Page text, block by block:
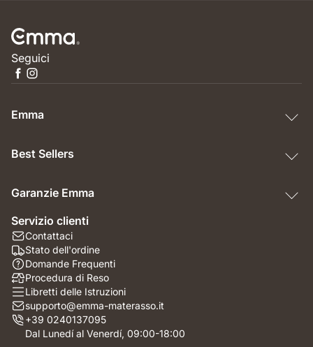
Seguici
Emma
Best Sellers
Garanzie Emma
Servizio clienti
Contattaci
Stato dell'ordine
Domande Frequenti
Procedura di Reso
Libretti delle Istruzioni
supporto@emma-materasso.it
+39 0240137095
Dal Lunedí al Venerdí, 09:00-18:00